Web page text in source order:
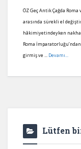
ÖZ Geç Antik Çağda
arasında sürekli el
hâkimiyetindeyken
Roma
girmiş ve ... Devamı...
Lütfen